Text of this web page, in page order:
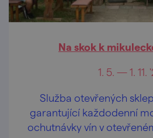
Na skok k
1. 5. — 1. 11.
Služba otevřených
garantující každodenní
ochutnávky vín v